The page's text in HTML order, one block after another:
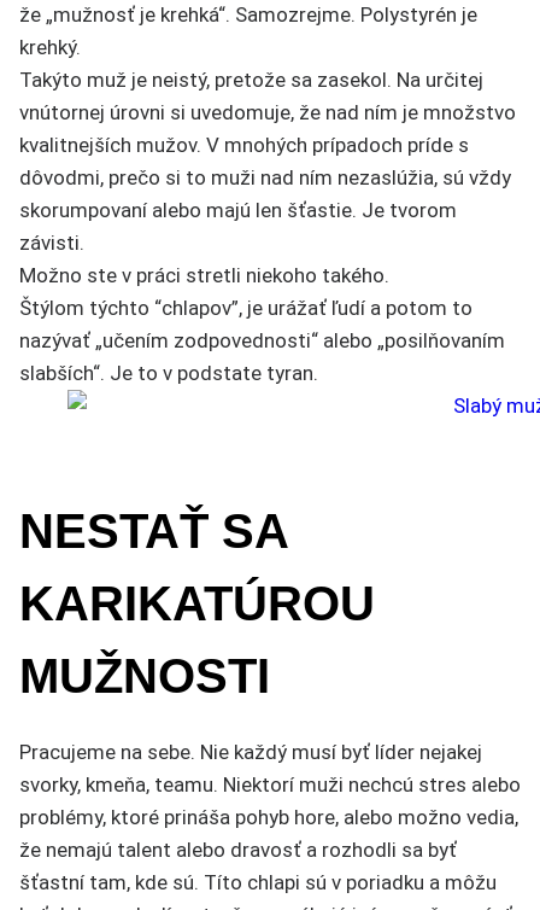
že „mužnosť je krehká“. Samozrejme. Polystyrén je
krehký.
Takýto muž je neistý, pretože sa zasekol. Na určitej
vnútornej úrovni si uvedomuje, že nad ním je množstvo
kvalitnejších mužov. V mnohých prípadoch príde s
dôvodmi, prečo si to muži nad ním nezaslúžia, sú vždy
skorumpovaní alebo majú len šťastie. Je tvorom
závisti.
Možno ste v práci stretli niekoho takého.
Štýlom týchto “chlapov”, je urážať ľudí a potom to
nazývať „učením zodpovednosti“ alebo „posilňovaním
slabších“. Je to v podstate tyran.
NESTAŤ SA
KARIKATÚROU
MUŽNOSTI
Pracujeme na sebe. Nie každý musí byť líder nejakej
svorky, kmeňa, teamu. Niektorí muži nechcú stres alebo
problémy, ktoré prináša pohyb hore, alebo možno vedia,
že nemajú talent alebo dravosť a rozhodli sa byť
šťastní tam, kde sú. Títo chlapi sú v poriadku a môžu